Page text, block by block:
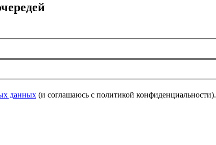
данных (и соглашаюсь с политикой конфиденциальности).